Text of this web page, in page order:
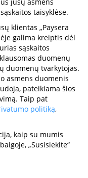
taisyklėse.
klientas „Paysera
galima kreiptis dėl
sąskaitos
duomenų
duomenų tvarkytojas.
asmens duomenis
pateikiama šios
Taip pat
politiką,
kaip su mumis
„Susisiekite“